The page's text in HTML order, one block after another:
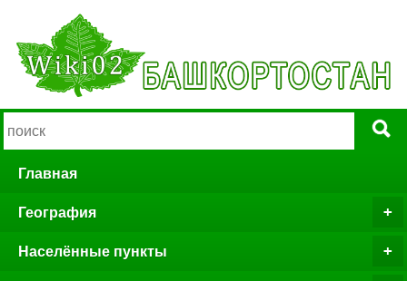
Главная
География
Населённые пункты